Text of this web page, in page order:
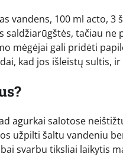
vandens, 100 ml acto, 3
tačiau ne
mėgėjai gali pridėti
kad jos išleistų sultis,
agurkai salotose
užpilti šaltu vandeniu
svarbu tiksliai laikytis